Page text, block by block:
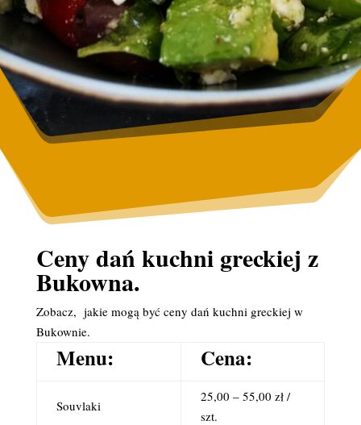
Ceny dań kuchni greckiej z
Bukowna.
Zobacz, jakie mogą być ceny dań kuchni greckiej w
Bukownie.
Menu: Cena:
Souvlaki
25,00 – 55,00 zł /
szt.